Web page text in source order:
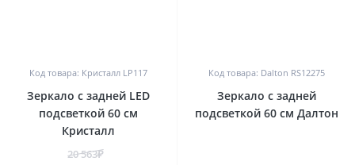
Код товара: Кристалл LP117
Зеркало с задней LED
подсветкой 60 см
Кристалл
20 563₽
Код товара: Dalton RS12275
Зеркало с задней
подсветкой 60 см Далтон